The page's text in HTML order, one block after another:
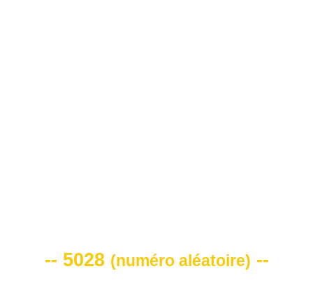
-- 5028 (numéro aléatoire) --